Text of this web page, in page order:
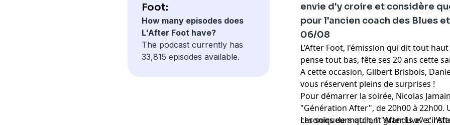
Foot:
How many episodes does
L'After Foot have?
The podcast currently has
33,815 episodes available.
envie d'y croire et considère
pour l'ancien coach des Blues
06/08
L’After Foot, l'émission qui dit tout
pense tout bas, fête ses 20 ans cette
A cette occasion, Gilbert Brisbois,
vous réservent pleins de surprises !
Pour démarrer la soirée, Nicolas
"Génération After", de 20h00 à 22h00.
chroniqueurs qui ont grandis avec
Les soirs de match, l' "After Live"